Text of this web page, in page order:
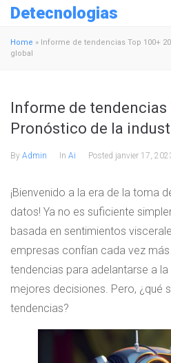
Detecnologias
Home » Informe de tendencias Top 100+
global
Informe de tendencias
Pronóstico de la
By Admin In Ai Posted janvier 17,
¡Bienvenido a la era de la toma
datos! Ya no es suficiente
basada en sentimientos
empresas confían cada vez
tendencias para adelantarse a
mejores decisiones. Pero, ¿qué
tendencias?